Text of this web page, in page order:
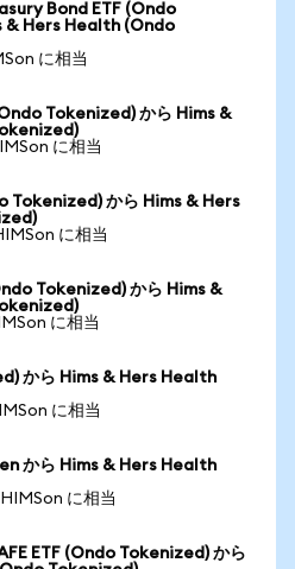
Bond ETF (Ondo
& Hers Health (Ondo
に相当
Tokenized) から Hims &
に相当
から Hims & Hers
に相当
Tokenized) から Hims &
に相当
から Hims & Hers Health
に相当
から Hims & Hers Health
に相当
ETF (Ondo Tokenized) から